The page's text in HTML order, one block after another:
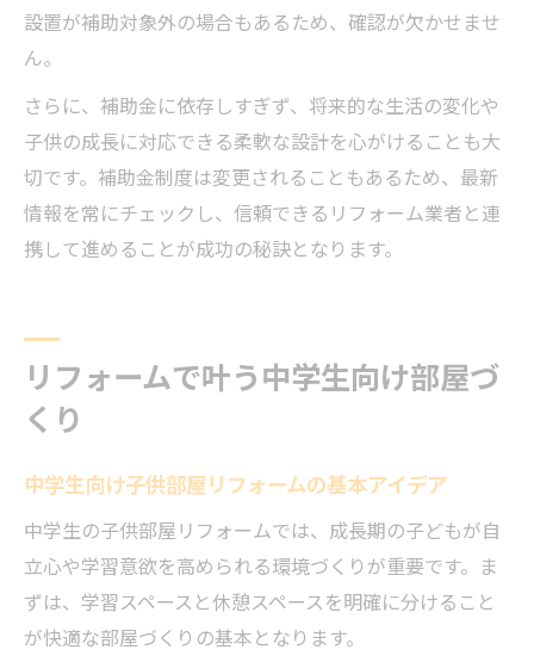
設置が補助対象外の場合もあるため、確認が欠かせませ
ん。
さらに、補助金に依存しすぎず、将来的な生活の変化や
子供の成長に対応できる柔軟な設計を心がけることも大
切です。補助金制度は変更されることもあるため、最新
情報を常にチェックし、信頼できるリフォーム業者と連
携して進めることが成功の秘訣となります。
リフォームで叶う中学生向け部屋づ
くり
中学生向け子供部屋リフォームの基本アイデア
中学生の子供部屋リフォームでは、成長期の子どもが自
立心や学習意欲を高められる環境づくりが重要です。ま
ずは、学習スペースと休憩スペースを明確に分けること
が快適な部屋づくりの基本となります。